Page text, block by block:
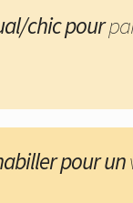
chic pour
pour un